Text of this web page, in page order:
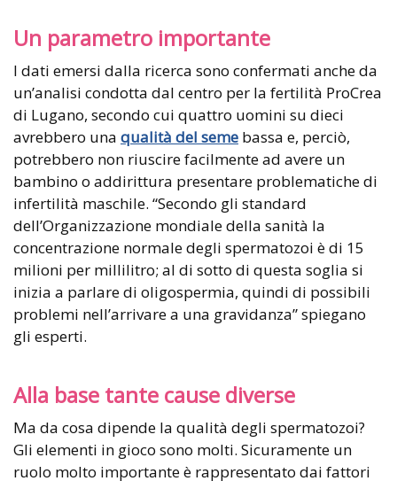
Un parametro importante
I dati emersi dalla ricerca sono confermati anche da
un’analisi condotta dal centro per la fertilità ProCrea
di Lugano, secondo cui quattro uomini su dieci
avrebbero una qualità del seme bassa e, perciò,
potrebbero non riuscire facilmente ad avere un
bambino o addirittura presentare problematiche di
infertilità maschile. “Secondo gli standard
dell’Organizzazione mondiale della sanità la
concentrazione normale degli spermatozoi è di 15
milioni per millilitro; al di sotto di questa soglia si
inizia a parlare di oligospermia, quindi di possibili
problemi nell’arrivare a una gravidanza” spiegano
gli esperti.
Alla base tante cause diverse
Ma da cosa dipende la qualità degli spermatozoi?
Gli elementi in gioco sono molti. Sicuramente un
ruolo molto importante è rappresentato dai fattori